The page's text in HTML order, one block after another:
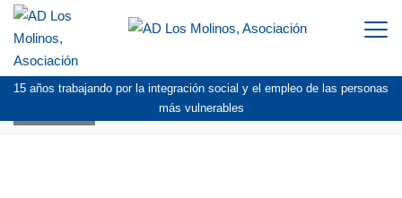
15 años trabajando por la integración social y el empleo de las personas
más vulnerables